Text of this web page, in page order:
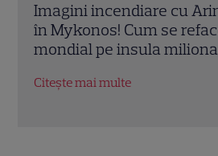
Corina Caragea, uimită
„Maldivele Italiei”:
justificat, foarte multă